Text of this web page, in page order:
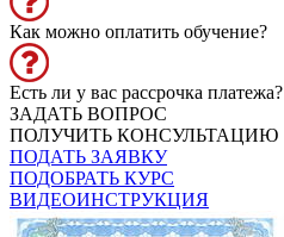
Как можно оплатить обучение?
Есть ли у вас рассрочка платежа?
ЗАДАТЬ ВОПРОС
ПОЛУЧИТЬ КОНСУЛЬТАЦИЮ
ПОДАТЬ ЗАЯВКУ
ПОДОБРАТЬ КУРС
ВИДЕОИНСТРУКЦИЯ